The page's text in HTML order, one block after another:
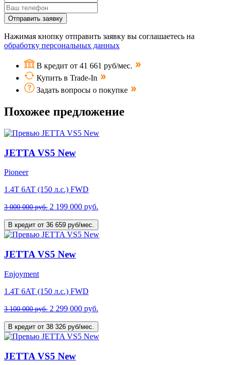
Отправить заявку
Нажимая кнопку отправить заявку вы соглашаетесь на
обработку персональных данных
В кредит от 41 661 руб/мес.
Купить в Trade-In
Задать вопросы о покупке
Похожее предложение
JETTA VS5 New
Pioneer
1.4T 6AT (150 л.с.) FWD
3 000 000 руб. 2 199 000 руб.
В кредит от 36 659 руб/мес.
JETTA VS5 New
Enjoyment
1.4T 6AT (150 л.с.) FWD
3 100 000 руб. 2 299 000 руб.
В кредит от 38 326 руб/мес.
JETTA VS5 New